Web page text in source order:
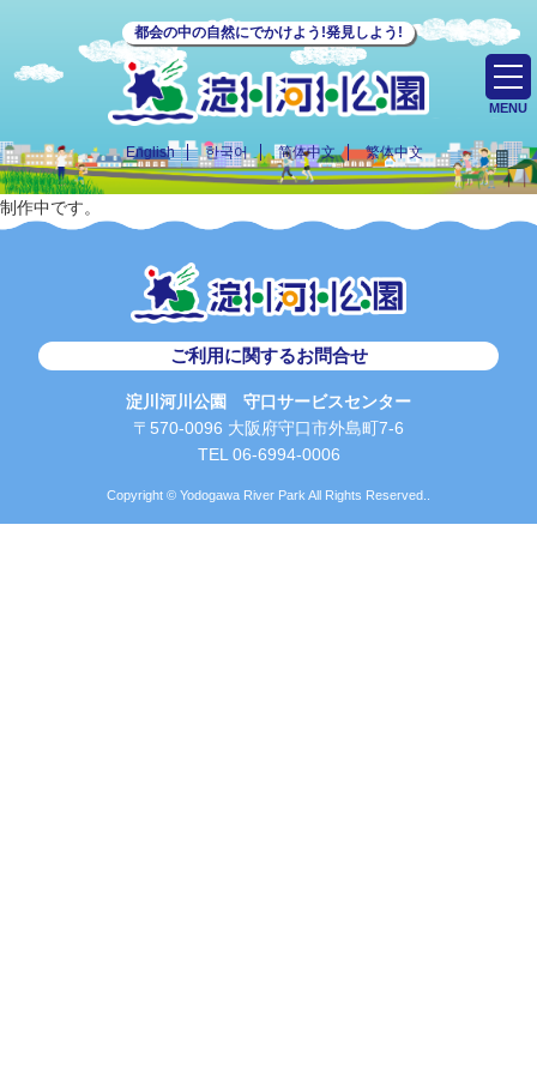
都会の中の自然にでかけよう!発見しよう!
English 한국어 简体中文 繁体中文
MENU
制作中です。
ご利用に関するお問合せ
淀川河川公園 守口サービスセンター
〒570-0096 大阪府守口市外島町7-6
TEL 06-6994-0006
Copyright © Yodogawa River Park All Rights Reserved..